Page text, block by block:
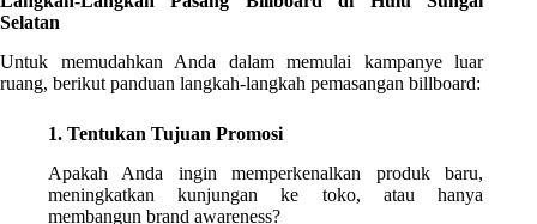
Selatan
Untuk memudahkan Anda dalam memulai kampanye luar
ruang, berikut panduan langkah-langkah pemasangan billboard:
1. Tentukan Tujuan Promosi
Apakah Anda ingin memperkenalkan produk baru,
meningkatkan kunjungan ke toko, atau hanya
membangun brand awareness?